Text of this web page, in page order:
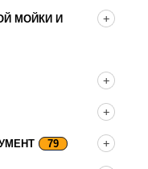
МОЙКИ И
79